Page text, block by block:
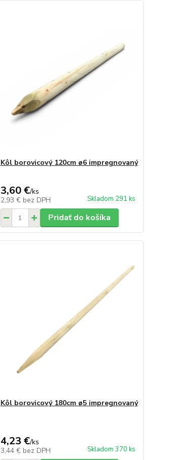
Kôl borovicový 120cm ø6 impregnovaný
3,60 €/ks
2,93 € bez DPH Skladom 291 ks
Pridať do košíka
Kôl borovicový 180cm ø5 impregnovaný
4,23 €/ks
3,44 € bez DPH Skladom 370 ks